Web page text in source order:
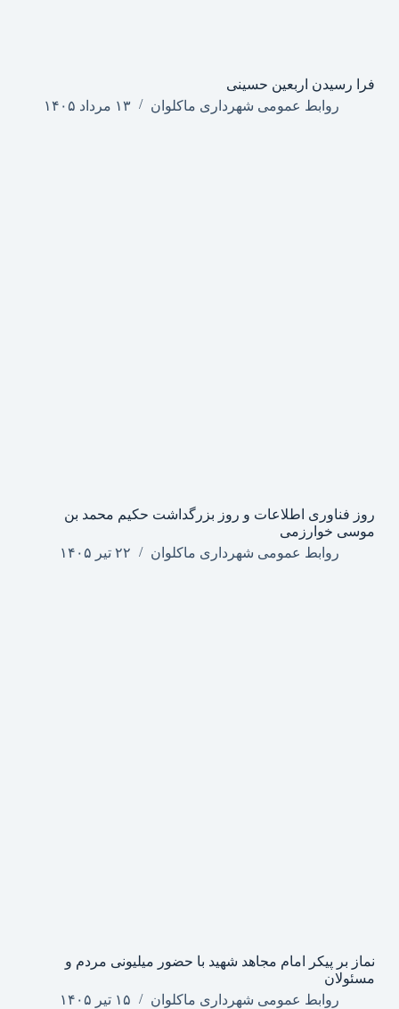
فرا رسیدن اربعین حسینی
روابط عمومی شهرداری ماکلوان
۱۳ مرداد ۱۴۰۵
روز فناوری اطلاعات و روز بزرگداشت حکیم محمد بن
موسی خوارزمی
روابط عمومی شهرداری ماکلوان
۲۲ تیر ۱۴۰۵
نماز بر پیکر امام مجاهد شهید با حضور میلیونی مردم و
مسئولان
روابط عمومی شهرداری ماکلوان
۱۵ تیر ۱۴۰۵